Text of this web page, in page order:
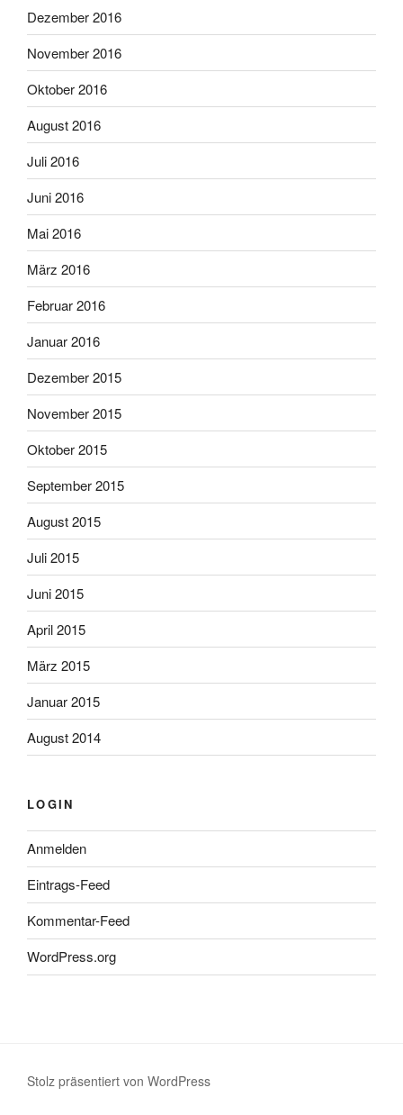
Dezember 2016
November 2016
Oktober 2016
August 2016
Juli 2016
Juni 2016
Mai 2016
März 2016
Februar 2016
Januar 2016
Dezember 2015
November 2015
Oktober 2015
September 2015
August 2015
Juli 2015
Juni 2015
April 2015
März 2015
Januar 2015
August 2014
LOGIN
Anmelden
Eintrags-Feed
Kommentar-Feed
WordPress.org
Stolz präsentiert von WordPress